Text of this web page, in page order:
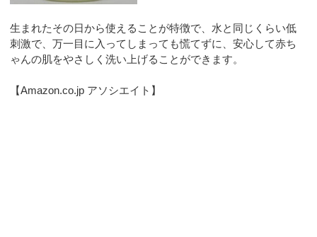
生まれたその日から使えることが特徴で、水と同じくらい低
刺激で、万一目に入ってしまっても慌てずに、安心して赤ち
ゃんの肌をやさしく洗い上げることができます。
【Amazon.co.jp アソシエイト】